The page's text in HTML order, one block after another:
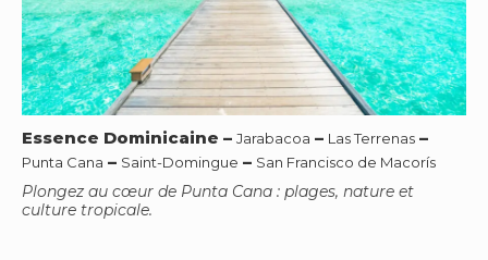
Essence Dominicaine – Jarabacoa – Las Terrenas –
Punta Cana – Saint-Domingue – San Francisco de Macorís
Plongez au cœur de Punta Cana : plages, nature et
culture tropicale.